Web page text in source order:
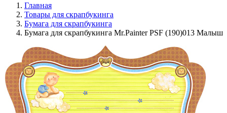
Главная
Товары для скрапбукинга
Бумага для скрапбукинга
Бумага для скрапбукинга Mr.Painter PSF (190)013 Малыш